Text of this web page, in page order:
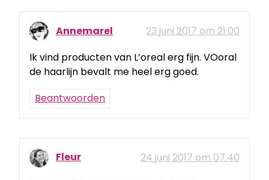
Annemarel
23 juni 2017 om 21:00
Ik vind producten van L’oreal erg fijn. VOoral
de haarlijn bevalt me heel erg goed.
Beantwoorden
Fleur
24 juni 2017 om 07:40